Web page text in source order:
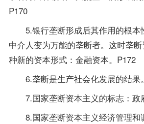
P170
5.银行垄断形成后其作用的根本
中介人变为万能的垄断者。这时垄
种新的资本形式：金融资本。P172
6.垄断是生产社会化发展的结果
7.国家垄断资本主义的标志：政
8.国家垄断资本主义经济管理和